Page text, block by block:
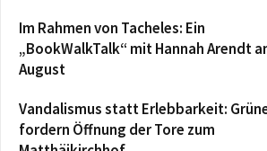
Im Rahmen von Tacheles: Ein
„BookWalkTalk“ mit Hannah Arendt
August
Vandalismus statt Erlebbarkeit:
fordern Öffnung der Tore zum